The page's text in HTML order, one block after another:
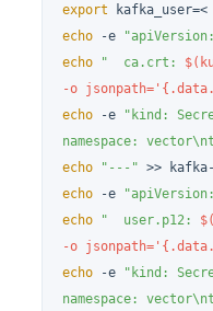
export
echo -e
echo
"  ca.crt:
-o
echo -e
"kind:
namespace:
echo
"---"
echo -e
echo
"  user.p12:
-o
echo -e
"kind:
namespace: